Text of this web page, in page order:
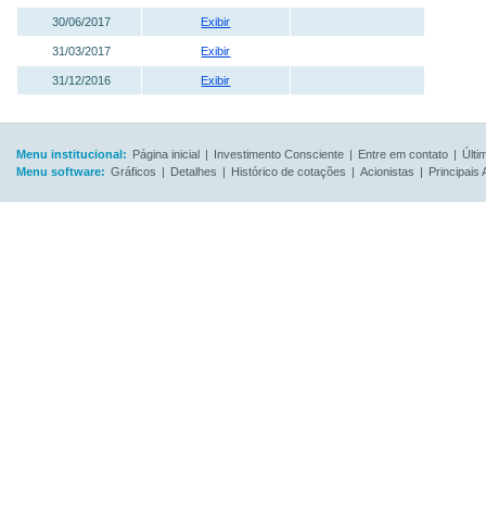
30/06/2017 Exibir
31/03/2017 Exibir
31/12/2016 Exibir
Menu institucional: Página inicial | Investimento Consciente | Entre em contato |
Menu software: Gráficos | Detalhes | Histórico de cotações | Acionistas | Principais